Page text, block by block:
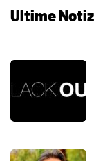
Ultime